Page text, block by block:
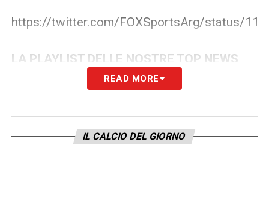
https://twitter.com/FOXSportsArg/status/
LA PLAYLIST DELLE NOSTRE TOP NEWS
READ MORE
IL CALCIO DEL GIORNO